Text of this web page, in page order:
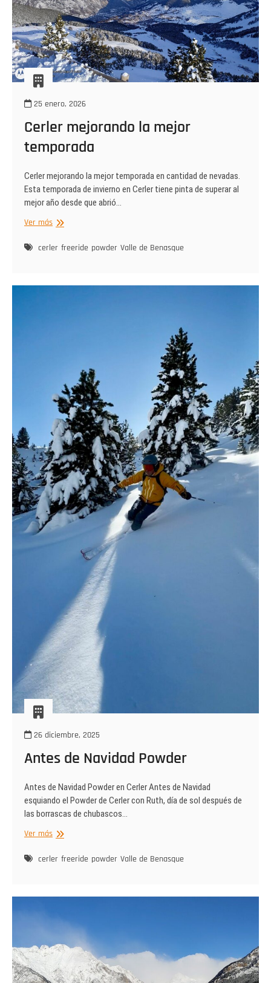
25 enero, 2026
Cerler mejorando la mejor
temporada
Cerler mejorando la mejor temporada en cantidad de nevadas.
Esta temporada de invierno en Cerler tiene pinta de superar al
mejor año desde que abrió…
Ver másCerler
la
cerler freeride powder Valle de Benasque
26 diciembre, 2025
Antes de Navidad Powder
Antes de Navidad Powder en Cerler Antes de Navidad
esquiando el Powder de Cerler con Ruth, día de sol después de
las borrascas de chubascos…
Ver másAntes
Navidad
cerler freeride powder Valle de Benasque